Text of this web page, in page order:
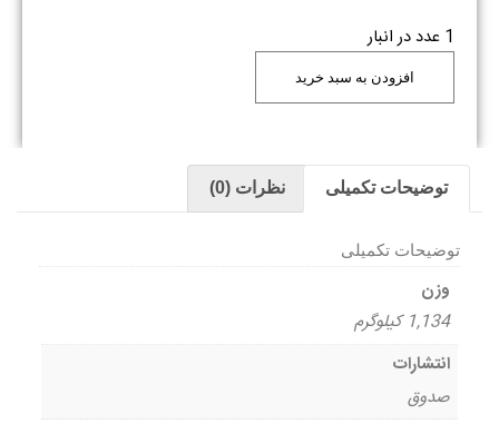
1 عدد در انبار
افزودن به سبد خرید
توضیحات تکمیلی نظرات (0)
توضیحات تکمیلی
وزن
1,134 کیلوگرم
انتشارات
صدوق